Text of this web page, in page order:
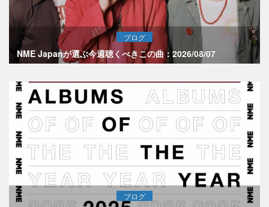
ブログ
NME Japanが選ぶ今週聴くべきこの曲：2026/08/07
ブログ